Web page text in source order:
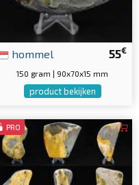
55€
hommel
150 gram | 90x70x15 mm
product bekijken
PRO